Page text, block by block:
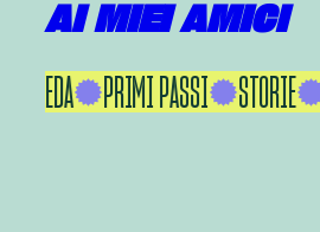
AI MIEI AMICI
IKEDA PRIMI PASSI STORIE